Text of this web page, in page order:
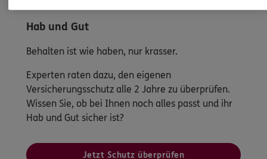
Hab und Gut
Behalten ist wie haben, nur krasser.
Experten raten dazu, den eigenen
Versicherungsschutz alle 2 Jahre zu überprüfen.
Wissen Sie, ob bei Ihnen noch alles passt und ihr
Hab und Gut sicher ist?
Jetzt Schutz überprüfen